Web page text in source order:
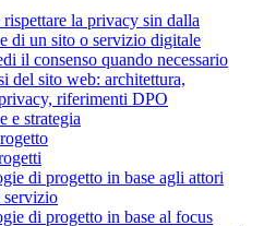
la privacy sin dalla
di un sito o servizio digitale
il consenso quando necessario
del sito web: architettura,
riferimenti DPO
e strategia
di progetto in base agli attori
di progetto in base al focus